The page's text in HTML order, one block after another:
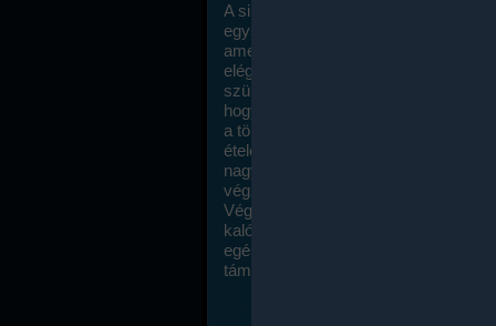
A sikeres fogyás titka valójában igen
egyszerű: égess több energiát, mint
amennyit beviszel. Természetesen
elég nagy fegyelemre és akaraterőre
szükség, de meglepődve fogod
hogy a kalóriaszámolás mennyire
a többi diétához képest. Itt nincsenek
ételek és a megengedett kalóriabevitelt
nagymértékben növelheted ha
végzel.
Végül, de nem utolsó sorban, a
kalóriaszámolás módszerét a legtöbb
egészségügyi szakorvos ajánlja és
támogatja.